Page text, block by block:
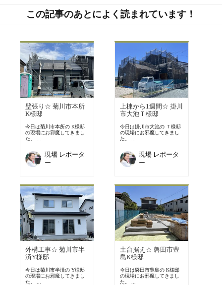
この記事のあとによく読まれています！
壁張り☆ 菊川市本所
K様邸
今日は菊川市本所の K様邸
の現場にお邪魔してきまし
た。 ...
現場 レポータ
ー
上棟から1週間☆ 掛川
市大池Ｔ様邸
今日は掛川市大池の Ｔ様邸
の現場にお邪魔してきまし
た。 ...
現場 レポータ
ー
外構工事☆ 菊川市半
済Y様邸
今日は菊川市半済の Y様邸
の現場にお邪魔してきまし
た。 ...
土台据え☆ 磐田市豊
島K様邸
今日は磐田市豊島の K様邸
の現場にお邪魔してきまし
た。 ...